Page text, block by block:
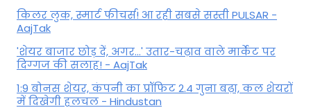
किलर लुक, स्मार्ट फीचर्स! आ रही सबसे सस्ती PULSAR -
AajTak
'शेयर बाजार छोड़ दें, अगर...' उतार-चढ़ाव वाले मार्केट पर
दिग्‍गज की सलाह! - AajTak
1:9 बोनस शेयर, कंपनी का प्रॉफिट 2.4 गुना बढ़ा, कल शेयरों
में दिखेगी हलचल - Hindustan